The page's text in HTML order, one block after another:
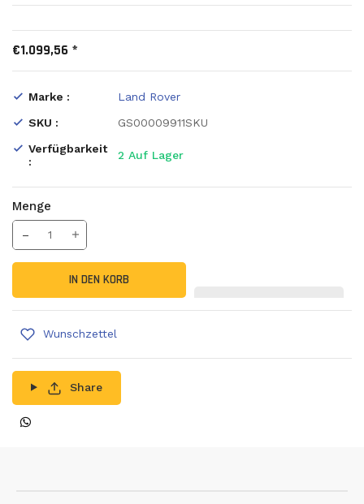
€1.099,56 *
Marke :
Land Rover
SKU :
GS00009911SKU
Verfügbarkeit
:
2 Auf Lager
Menge
Translation missing: de.products.product.decrease
Menge erhöhen
IN DEN KORB
Wunschzettel
Share